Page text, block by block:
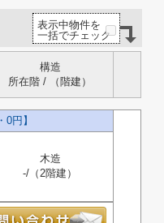
表示中物件を
一括でチェック
構造
所在階 / （階建）
円】
木造
-/（2階建）